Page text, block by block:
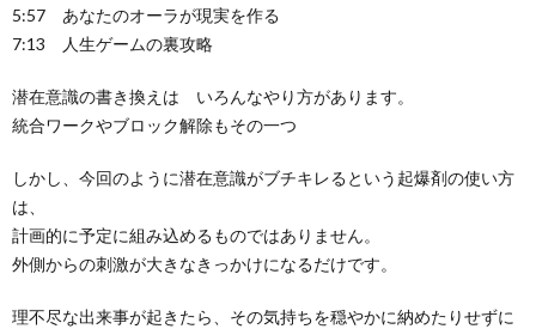
5:57 あなたのオーラが現実を作る
7:13 人生ゲームの裏攻略
潜在意識の書き換えは いろんなやり方があります。
統合ワークやブロック解除もその一つ
しかし、今回のように潜在意識がブチキレるという起爆剤の使い方
は、
計画的に予定に組み込めるものではありません。
外側からの刺激が大きなきっかけになるだけです。
理不尽な出来事が起きたら、その気持ちを穏やかに納めたりせずに